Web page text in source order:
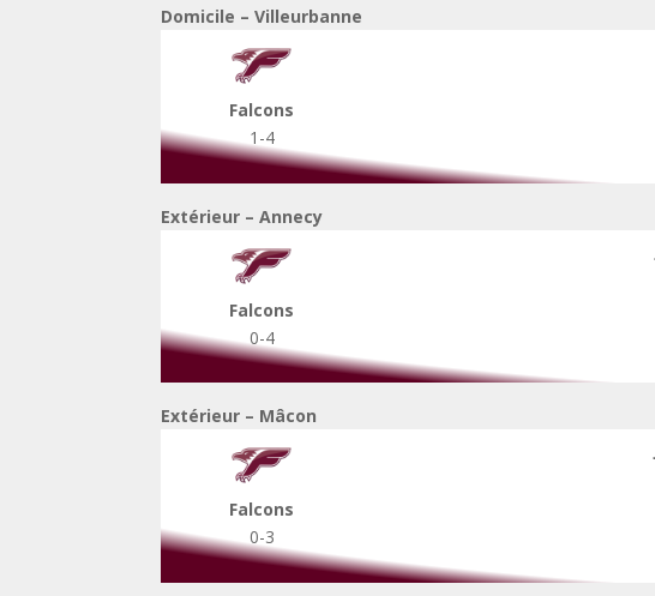
Domicile – Villeurbanne
Falcons
1-4
Extérieur – Annecy
Falcons
0-4
Extérieur – Mâcon
Falcons
0-3